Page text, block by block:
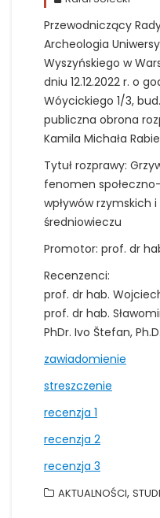
Przewodniczący
Archeologia
Wyszyńskiego w
dniu 12.12.2022 r. o
Wóycickiego 1/3,
publiczna obrona
Kamila Michała
Tytuł rozprawy:
fenomen
wpływów rzymskich
średniowieczu
Promotor: prof. dr
Recenzenci:
prof. dr hab.
prof. dr hab.
PhDr. Ivo Štefan, Ph.D.
zawiadomienie
streszczenie
recenzja 1
recenzja 2
recenzja 3
AKTUALNOŚCI,